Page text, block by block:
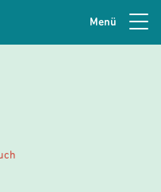
Menü